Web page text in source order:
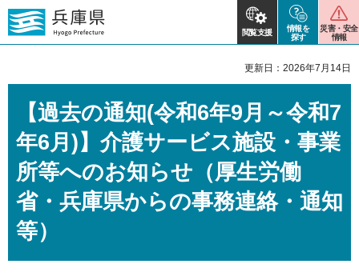
閲覧支援
情報を
探す
災害・安全
情報
更新日：2026年7月14日
【過去の通知(令和6年9月～令和7
年6月)】介護サービス施設・事業
所等へのお知らせ（厚生労働
省・兵庫県からの事務連絡・通知
等）